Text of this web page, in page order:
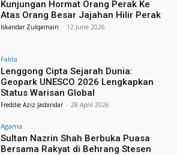
Kunjungan Hormat Orang Perak Ke
Atas Orang Besar Jajahan Hilir Perak
Iskandar Zulqarnain - 12 June 2026
Fakta
Lenggong Cipta Sejarah Dunia:
Geopark UNESCO 2026 Lengkapkan
Status Warisan Global
Freddie Aziz Jasbindar - 28 April 2026
Agama
Sultan Nazrin Shah Berbuka Puasa
Bersama Rakyat di Behrang Stesen